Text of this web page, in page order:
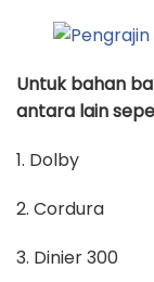
Untuk bahan
antara lain
1. Dolby
2. Cordura
3. Dinier 300